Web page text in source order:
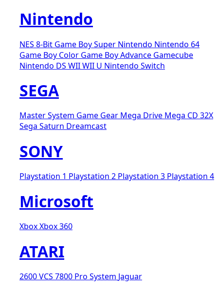
Nintendo
NES 8-Bit Game BoySuper Nintendo Nintendo 64
Game Boy Color Game Boy Advance Gamecube
Nintendo DS WIIWII U Nintendo Switch
SEGA
Master System Game Gear Mega Drive Mega CD 32X
Sega Saturn Dreamcast
SONY
Playstation 1 Playstation 2 Playstation 3 Playstation 4
Microsoft
XboxXbox 360
ATARI
2600 VCS 7800 Pro System Jaguar